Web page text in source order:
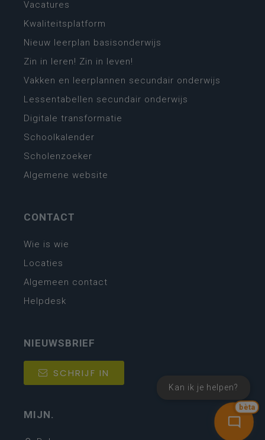
bèta
Kan ik je helpen?
Vacatures
Kwaliteitsplatform
Nieuw leerplan basisonderwijs
Zin in leren! Zin in leven!
Vakken en leerplannen secundair onderwijs
Lessentabellen secundair onderwijs
Digitale transformatie
Schoolkalender
Scholenzoeker
Algemene website
CONTACT
Wie is wie
Locaties
Algemeen contact
Helpdesk
NIEUWSBRIEF
SCHRIJF IN
MIJN.